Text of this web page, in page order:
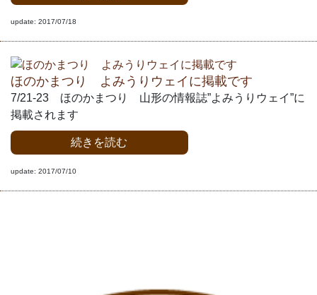
update: 2017/07/18
ほのかまつり よみうりウェイに掲載です
7/21-23 ほのかまつり 山形の情報誌”よみうりウェイ”に
掲載されます
続きを読む
update: 2017/07/10